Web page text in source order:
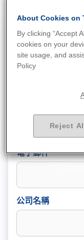
諮詢類型
電子郵件*
公司名稱
About Cookies on
By clicking “Accept
cookies on your
site usage, and
Policy
Reject